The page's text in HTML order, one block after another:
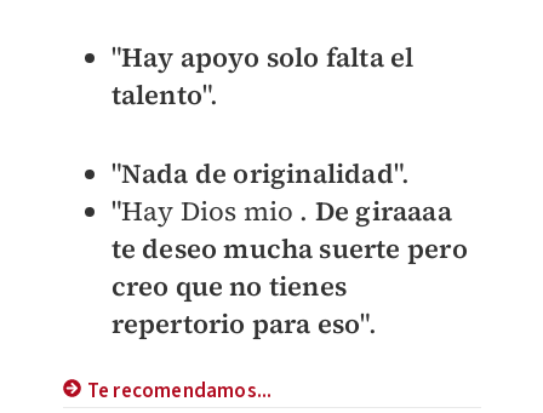
"Hay apoyo solo falta el
talento".
"Nada de originalidad".
"Hay Dios mio . De giraaaa
te deseo mucha suerte pero
creo que no tienes
repertorio para eso".
Te recomendamos...